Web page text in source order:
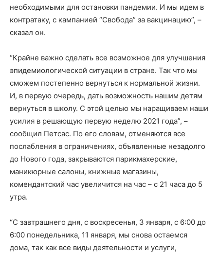
необходимыми для остановки пандемии. И мы идем в
контратаку, с кампанией “Свобода” за вакцинацию”, –
сказал он.
“Крайне важно сделать все возможное для улучшения
эпидемиологической ситуации в стране. Так что мы
сможем постепенно вернуться к нормальной жизни.
И, в первую очередь, дать возможность нашим детям
вернуться в школу. С этой целью мы наращиваем наши
усилия в решающую первую неделю 2021 года”, –
сообщил Петсас. По его словам, отменяются все
послабления в ограничениях, объявленные незадолго
до Нового года, закрываются парикмахерские,
маникюрные салоны, книжные магазины,
комендантский час увеличится на час – с 21 часа до 5
утра.
“С завтрашнего дня, с воскресенья, 3 января, с 6:00 до
6:00 понедельника, 11 января, мы снова остаемся
дома, так как все виды деятельности и услуги,